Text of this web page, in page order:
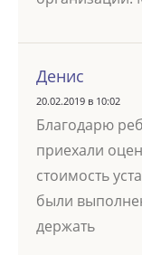
Денис
20.02.2019 в 10:02
Благодарю
приехали
стоимость
были
держать